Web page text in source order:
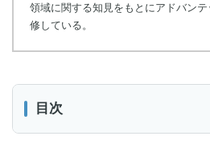
領域に関する知見をもとにアドバン
修している。
目次